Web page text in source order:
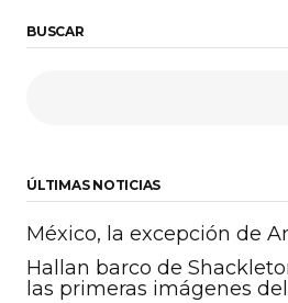
BUSCAR
ÚLTIMAS NOTICIAS
México, la excepción de
Hallan barco de
las primeras imágenes